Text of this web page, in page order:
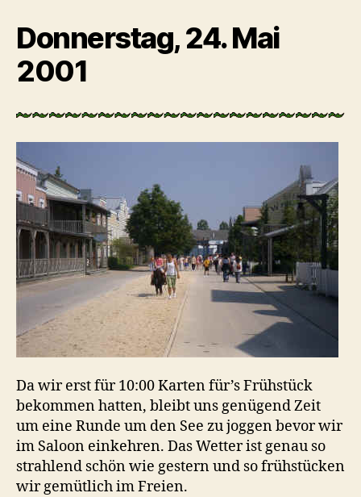
Donnerstag, 24. Mai
2001
Da wir erst für 10:00 Karten für’s Frühstück
bekommen hatten, bleibt uns genügend Zeit
um eine Runde um den See zu joggen bevor wir
im Saloon einkehren. Das Wetter ist genau so
strahlend schön wie gestern und so frühstücken
wir gemütlich im Freien.